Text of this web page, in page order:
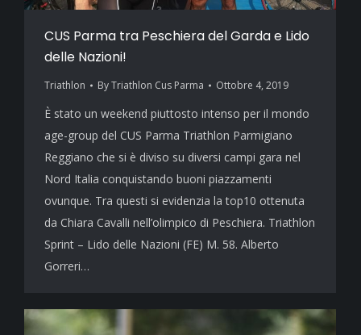
CUS Parma tra Peschiera del Garda e Lido
delle Nazioni!
Triathlon ByTriathlon Cus Parma Ottobre 4, 2019
È stato un weekend piuttosto intenso per il mondo
age-group del CUS Parma Triathlon Parmigiano
Reggiano che si è diviso su diversi campi gara nel
Nord Italia conquistando buoni piazzamenti
ovunque. Tra questi si evidenzia la top10 ottenuta
da Chiara Cavalli nell’olimpico di Peschiera. Triathlon
Sprint – Lido delle Nazioni (FE) M. 58. Alberto
Gorreri…